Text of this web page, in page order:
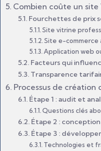
Combien coûte un site
Fourchettes de prix
Site vitrine
Site e-commerce
Application web
Facteurs qui
Transparence
Processus de création
Étape 1 : audit et
Questions clés
Étape 2 :
Étape 3 :
Technologies et